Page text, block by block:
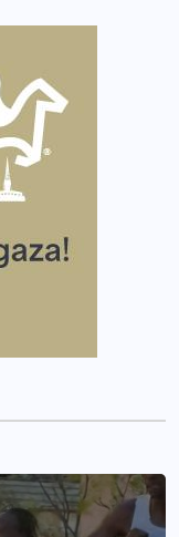
w historii.
dla Bohaterów!
bieganiu?
włączyć do
z